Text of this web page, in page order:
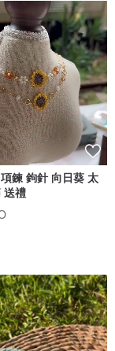
鍊 鉤針 向日葵 太
送禮